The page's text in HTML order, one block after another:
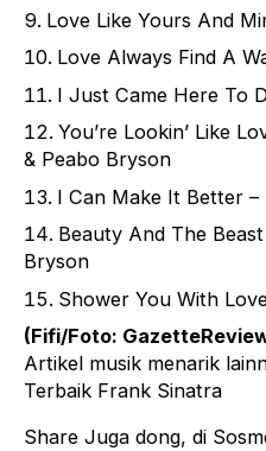
Love Like Yours And
Love Always Find A
I Just Came Here To
You’re Lookin’ Like
& Peabo Bryson
I Can Make It Better –
Beauty And The
Bryson
Shower You With
(Fifi/Foto:
Artikel musik menarik
Terbaik Frank Sinatra
Share Juga dong, di